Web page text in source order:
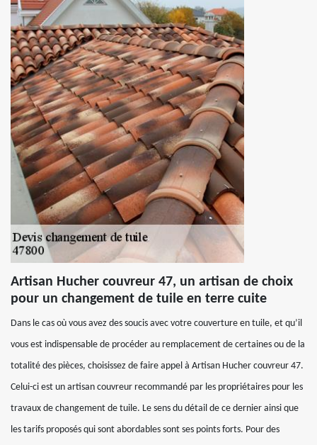
Artisan Hucher couvreur 47, un artisan de choix
pour un changement de tuile en terre cuite
Dans le cas où vous avez des soucis avec votre couverture en tuile, et qu’il
vous est indispensable de procéder au remplacement de certaines ou de la
totalité des pièces, choisissez de faire appel à Artisan Hucher couvreur 47.
Celui-ci est un artisan couvreur recommandé par les propriétaires pour les
travaux de changement de tuile. Le sens du détail de ce dernier ainsi que
les tarifs proposés qui sont abordables sont ses points forts. Pour des